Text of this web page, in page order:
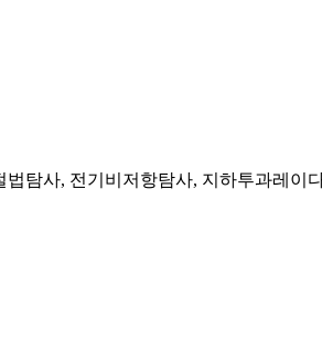
탐사, 전기비저항탐사, 지하투과레이